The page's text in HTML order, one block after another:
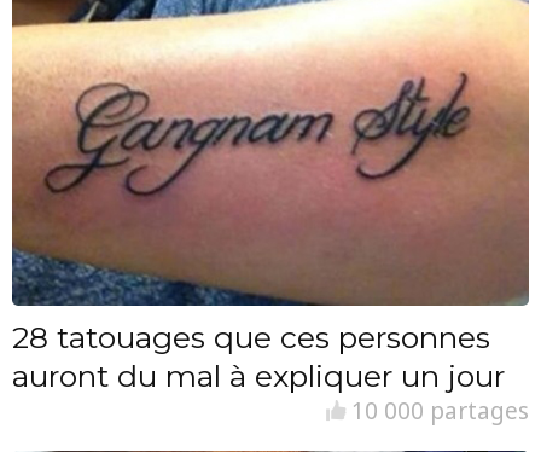
28 tatouages que ces personnes
auront du mal à expliquer un jour
10 000 partages